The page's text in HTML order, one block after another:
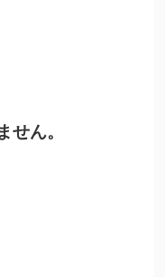
せん。